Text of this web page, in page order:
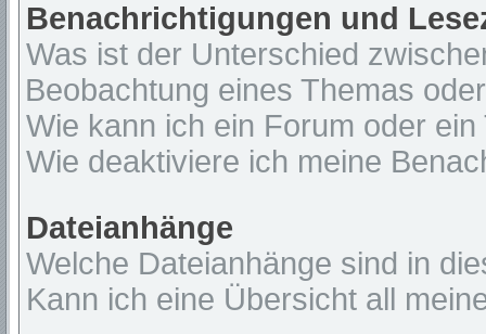
Benachrichtigungen und
Was ist der Unterschied
Beobachtung eines Themas
Wie kann ich ein Forum oder
Wie deaktiviere ich meine
Dateianhänge
Welche Dateianhänge sind in
Kann ich eine Übersicht all